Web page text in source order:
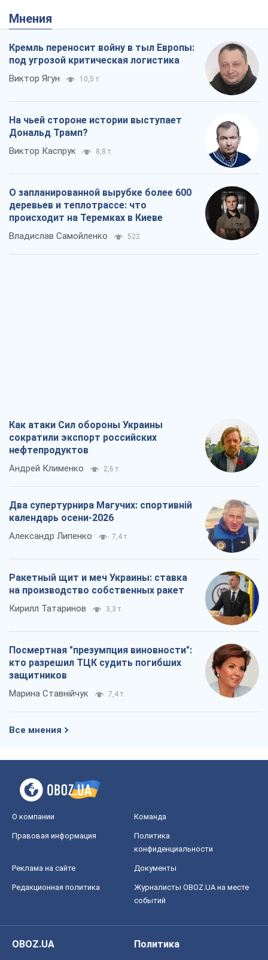
Мнения
Кремль переносит войну в тыл Европы:
под угрозой критическая логистика
Виктор Ягун 10,5 т.
На чьей стороне истории выступает
Дональд Трамп?
Виктор Каспрук 8,8 т.
О запланированной вырубке более 600
деревьев и теплотрассе: что
происходит на Теремках в Киеве
Владислав Самойленко 522
Как атаки Сил обороны Украины
сократили экспорт российских
нефтепродуктов
Андрей Клименко 2,6 т.
Два супертурнира Магучих: спортивній
календарь осени-2026
Александр Липенко 7,4 т.
Ракетный щит и меч Украины: ставка
на производство собственных ракет
Кирилл Татаринов 3,3 т.
Посмертная "презумпция виновности":
кто разрешил ТЦК судить погибших
защитников
Марина Ставнійчук 7,4 т.
Все мнения
О компании Команда
Правовая информация
Политика
конфиденциальности
Реклама на сайте Документы
Редакционная политика
Журналисты OBOZ.UA на месте
событий
OBOZ.UA
Политика